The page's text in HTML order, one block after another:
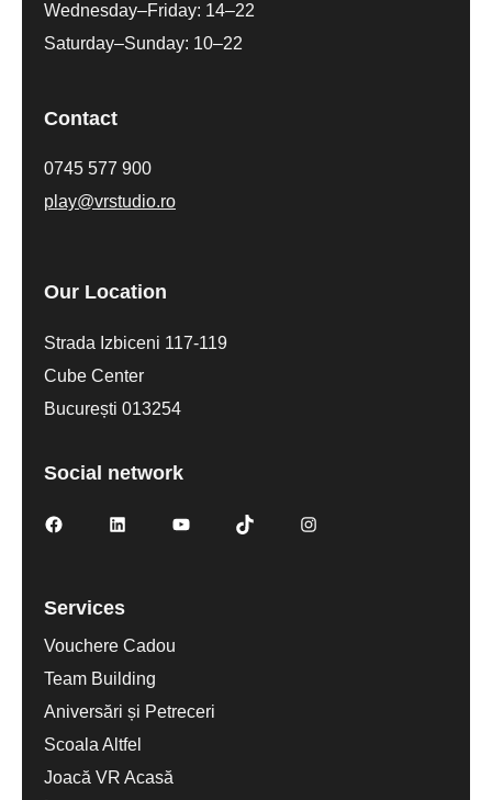
Wednesday–Friday: 14–22
Saturday–Sunday: 10–22
Contact
0745 577 900
play@vrstudio.ro
Our Location
Strada Izbiceni 117-119
Cube Center
București 013254
Social network
Services
Vouchere Cadou
Team Building
Aniversări și Petreceri
Scoala Altfel
Joacă VR Acasă